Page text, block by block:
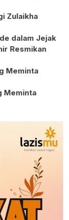
Zulaikha
dalam Jejak
Resmikan
Meminta
Meminta